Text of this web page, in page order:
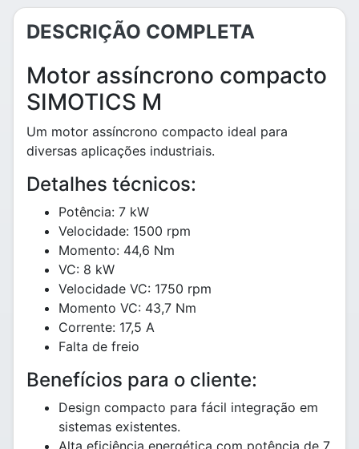
DESCRIÇÃO COMPLETA
Motor assíncrono compacto
SIMOTICS M
Um motor assíncrono compacto ideal para
diversas aplicações industriais.
Detalhes técnicos:
Potência: 7 kW
Velocidade: 1500 rpm
Momento: 44,6 Nm
VC: 8 kW
Velocidade VC: 1750 rpm
Momento VC: 43,7 Nm
Corrente: 17,5 A
Falta de freio
Benefícios para o cliente:
Design compacto para fácil integração em
sistemas existentes.
Alta eficiência energética com potência de 7